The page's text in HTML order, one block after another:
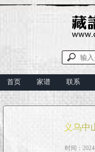
首页 家谱 联系
义乌中
时间：